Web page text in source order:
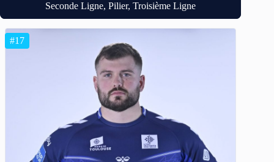
Seconde Ligne, Pilier, Troisième Ligne
#17